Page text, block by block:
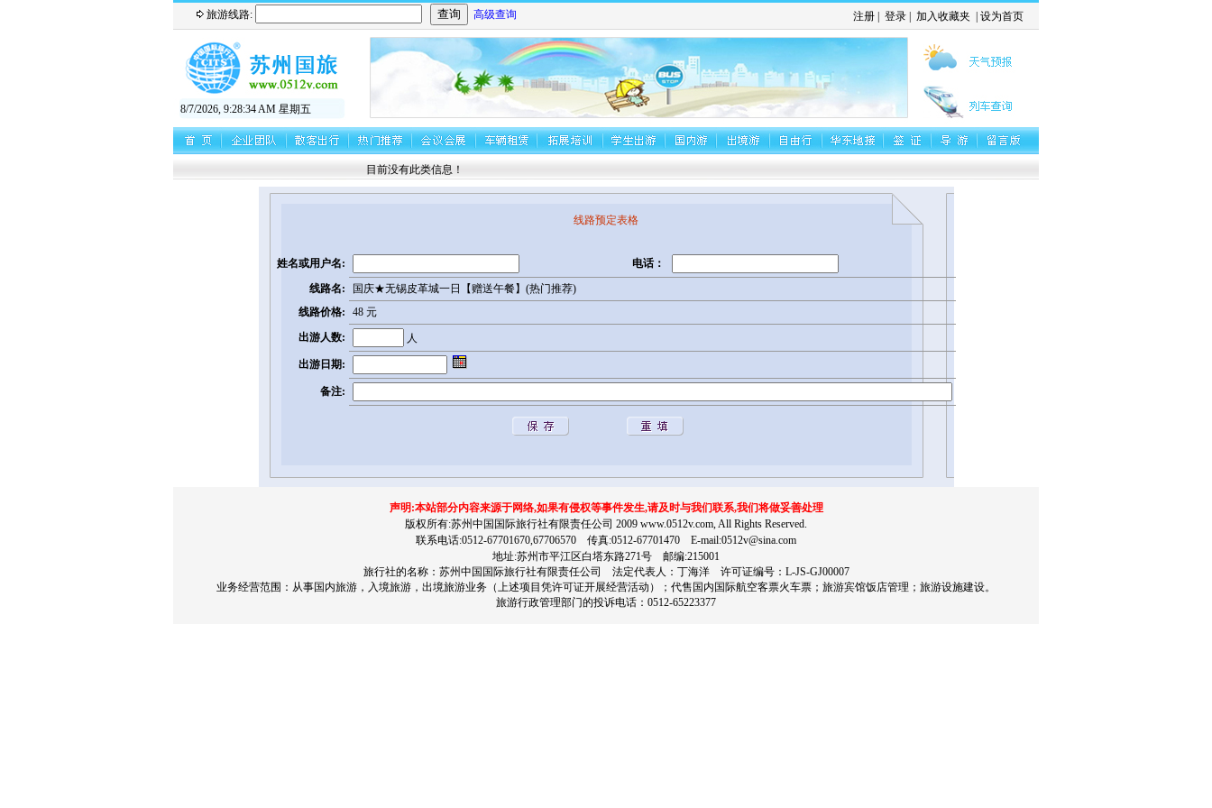
旅游线路: 高级查询 注册 登录 加入收藏夹 设为首页
8/7/2026, 9:28:35 AM 星期五
目前没有此类信息！
线路预定表格
姓名或用户名:
电话：
线路名:
国庆★无锡皮革城一日【赠送午餐】(热门推荐)
线路价格:
48 元
出游人数:
人
出游日期:
备注:
声明:本站部分内容来源于网络,如果有侵权等事件发生,请及时与我们联系,我们将做妥善处理
版权所有:苏州中国国际旅行社有限责任公司 2009 www.0512v.com, All Rights Reserved.
联系电话:0512-67701670,67706570 传真:0512-67701470 E-mail:0512v@sina.com
地址:苏州市平江区白塔东路271号 邮编:215001
旅行社的名称：苏州中国国际旅行社有限责任公司 法定代表人：丁海洋 许可证编号：L-JS-GJ00007
业务经营范围：从事国内旅游，入境旅游，出境旅游业务（上述项目凭许可证开展经营活动）；代售国内国际航空客票火车票；旅游宾馆饭店管理；旅游设施建设。
旅游行政管理部门的投诉电话：0512-65223377